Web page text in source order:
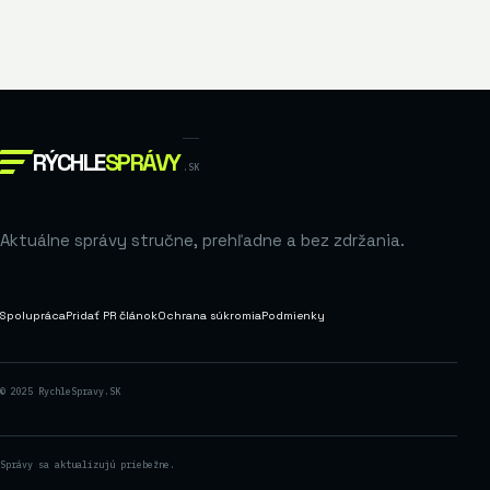
RÝCHLESPRÁVY .SK
Aktuálne správy stručne, prehľadne a bez zdržania.
SpoluprácaPridať PR článokOchrana súkromiaPodmienky
© 2025 RychleSpravy.SK
Správy sa aktualizujú priebežne.